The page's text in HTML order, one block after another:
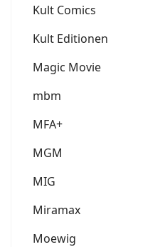
Kult Comics
Kult Editionen
Magic Movie
mbm
MFA+
MGM
MIG
Miramax
Moewig